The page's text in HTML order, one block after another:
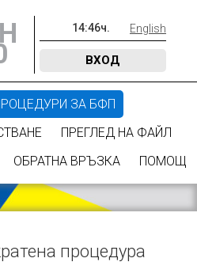
14:46ч. English
ВХОД
ЗА БФП
ПРЕГЛЕД НА ФАЙЛ
ОБРАТНА ВРЪЗКА ПОМОЩ
процедура